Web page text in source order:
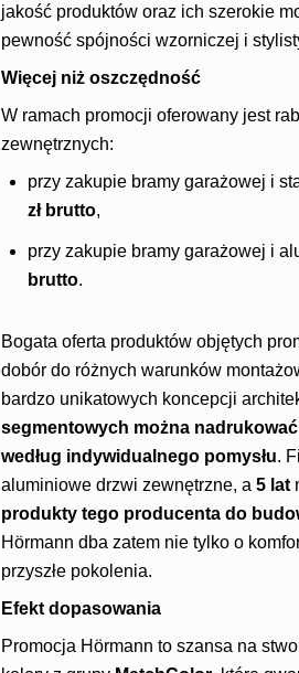
jakość produktów oraz ich szerokie
pewność spójności wzorniczej i
Więcej niż oszczędność
W ramach promocji oferowany jest
zewnętrznych:
przy zakupie bramy garażowej i
zł brutto,
przy zakupie bramy garażowej i
brutto.
Bogata oferta produktów objętych
dobór do różnych warunków
bardzo unikatowych koncepcji
segmentowych można
według indywidualnego pomysłu.
aluminiowe drzwi zewnętrzne, a 5 lat
produkty tego producenta do
Hörmann dba zatem nie tylko o
przyszłe pokolenia.
Efekt dopasowania
Promocja Hörmann to szansa na